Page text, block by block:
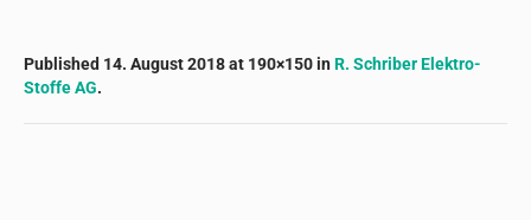
Published 14. August 2018at 190×150 inR. Schriber Elektro-
Stoffe AG.